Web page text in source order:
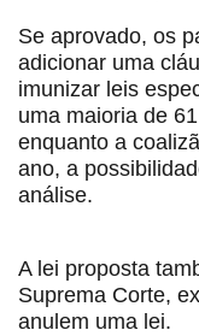
Se aprovado, os
adicionar uma
imunizar leis
uma maioria de
enquanto a
ano, a
análise.
A lei proposta
Suprema Corte,
anulem uma lei.